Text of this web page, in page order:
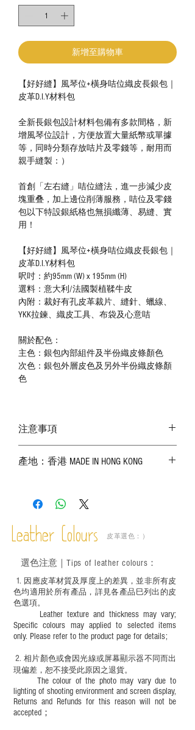
新增至購物車
【好好縫】風琴位+橫身咭位織皮長銀包｜
皮革D.I.Y材料包
全新長銀包設計材料包備有多款間格，新
增風琴位設計，方便放置大量紙幣或單據
等，同時分類存放咭片及零錢等，耐用而
親手縫製：）
首創「左右縫」咭位縫法，進一步減少皮
塊重叠，加上邊位削薄服務，咭位及零錢
包以下特設銀紙格也無損纖薄、易縫、實
用！
【好好縫】風琴位+橫身咭位織皮長銀包｜
皮革D.I.Y材料包
呎吋：約95mm (W) x 195mm (H)
選料：意大利/法國製植鞣牛皮
內附：裁好有孔皮革裁片、縫針、蠟線、
YKK拉鍊、織皮工具、布袋及心意咭
關於配色：
主色：銀包內部組件及半份織皮條顏色
次色：銀包外層皮色及另外半份織皮條顏
色
注意事項
實物為準；
－ 植鞣皮革容易受環境、使用程度等產生
成後定期在皮面塗上皮革專用清潔劑及貂
鼠油等；
適合六歲以下兒童使用；六至十二歲兒童
必須由成年人陪同下使用並應小心處理。
產地：香港 MADE IN HONG KONG
Leather Colours 皮革選色：）
1. ​ 因應皮革材質及厚度上的差異，並非所有皮
色均適用於所有產品，詳見各產品巳列出的皮
色選項。
Leather texture and thickness may vary;
Specific colours may applied to selected items
only. Please refer to the product page for details;
​2.相片顏色或會因光線或屏幕顯示器不同而出
現偏差，恕不接受此原因之退貨。
The colour of the photo may vary due to
lighting of shooting environment and screen display,
Returns and Refunds for this reason will not be
accepted；
選色注意｜ Tips of leather colours ：